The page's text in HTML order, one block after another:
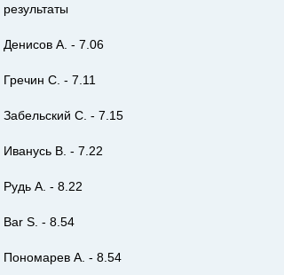
результаты
Денисов А. - 7.06
Гречин С. - 7.11
Забельский С. - 7.15
Иванусь В. - 7.22
Рудь А. - 8.22
Bar S. - 8.54
Пономарев А. - 8.54